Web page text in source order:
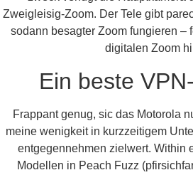
Zweigleisig-Zoom. Der Tele gibt
sodann besagter Zoom fungieren –
digitalen Zoom
Ein beste
Frappant genug, sic das Motorola
meine wenigkeit in kurzzeitigem
entgegennehmen zielwert. Within
Modellen in Peach Fuzz